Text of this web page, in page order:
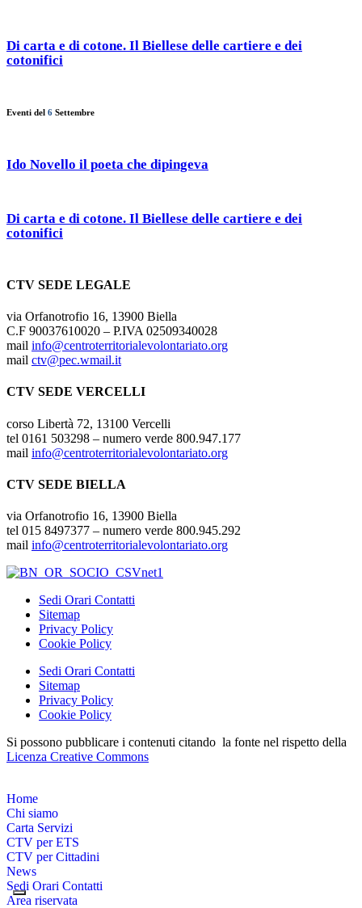
Di carta e di cotone. Il Biellese delle cartiere e dei
cotonifici
Eventi del 6 Settembre
Ido Novello il poeta che dipingeva
Di carta e di cotone. Il Biellese delle cartiere e dei
cotonifici
CTV SEDE LEGALE
via Orfanotrofio 16, 13900 Biella
C.F 90037610020 – P.IVA 02509340028
mail info@centroterritorialevolontariato.org
mail ctv@pec.wmail.it
CTV SEDE VERCELLI
corso Libertà 72, 13100 Vercelli
tel 0161 503298 – numero verde 800.947.177
mail info@centroterritorialevolontariato.org
CTV SEDE BIELLA
via Orfanotrofio 16, 13900 Biella
tel 015 8497377 – numero verde 800.945.292
mail info@centroterritorialevolontariato.org
Sedi Orari Contatti
Sitemap
Privacy Policy
Cookie Policy
Sedi Orari Contatti
Sitemap
Privacy Policy
Cookie Policy
Si possono pubblicare i contenuti citando la fonte nel rispetto della
Licenza Creative Commons
Home
Chi siamo
Carta Servizi
CTV per ETS
CTV per Cittadini
News
Sedi Orari Contatti
Area riservata